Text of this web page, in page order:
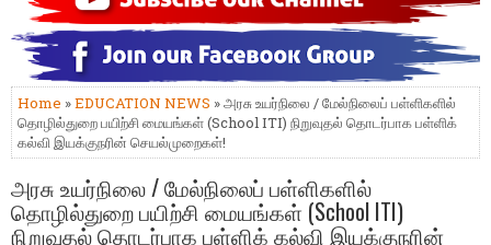
Home »EDUCATION NEWS » அரசு உயர்நிலை / மேல்நிலைப் பள்ளிகளில்
தொழில்துறை பயிற்சி மையங்கள் (School ITI) நிறுவுதல் தொடர்பாக பள்ளிக்
கல்வி இயக்குநரின் செயல்முறைகள்!
அரசு உயர்நிலை / மேல்நிலைப் பள்ளிகளில்
தொழில்துறை பயிற்சி மையங்கள் (School ITI)
நிறுவுதல் தொடர்பாக பள்ளிக் கல்வி இயக்குநரின்